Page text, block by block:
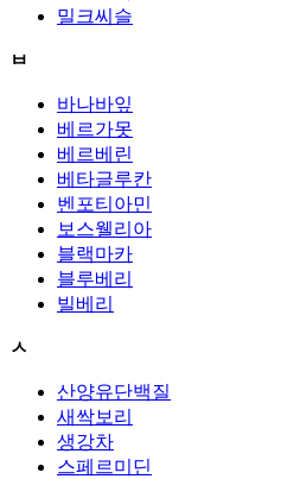
밀크씨슬
ㅂ
바나바잎
베르가못
베르베린
베타글루칸
벤포티아민
보스웰리아
블랙마카
블루베리
빌베리
ㅅ
산양유단백질
새싹보리
생강차
스페르미딘